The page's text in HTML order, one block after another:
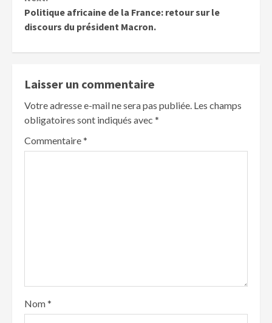
Politique africaine de la France: retour sur le
discours du président Macron.
Laisser un commentaire
Votre adresse e-mail ne sera pas publiée. Les champs
obligatoires sont indiqués avec *
Commentaire*
Nom*